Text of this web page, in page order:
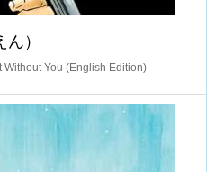
）
Without You (English Edition)